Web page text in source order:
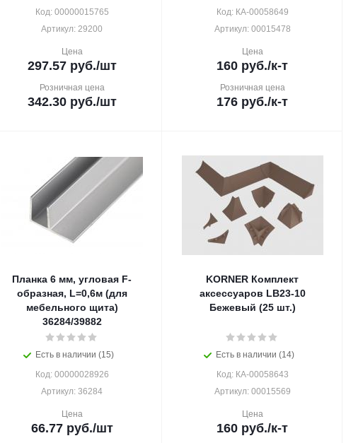
Код: 00000015765
Артикул: 29200
Цена
297.57руб./шт
Розничная цена
342.30руб./шт
Код: КА-00058649
Артикул: 00015478
Цена
160 руб./к-т
Розничная цена
176 руб./к-т
Планка 6 мм, угловая F-
образная, L=0,6м (для
мебельного щита)
36284/39882
Есть в наличии (15)
Код: 00000028926
Артикул: 36284
Цена
66.77руб./шт
KORNER Комплект
аксессуаров LB23-10
Бежевый (25 шт.)
Есть в наличии (14)
Код: КА-00058643
Артикул: 00015569
Цена
160 руб./к-т